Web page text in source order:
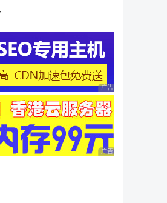
status from topic
status from topic
广告 商业广告，理性
广告 商业广告，理性